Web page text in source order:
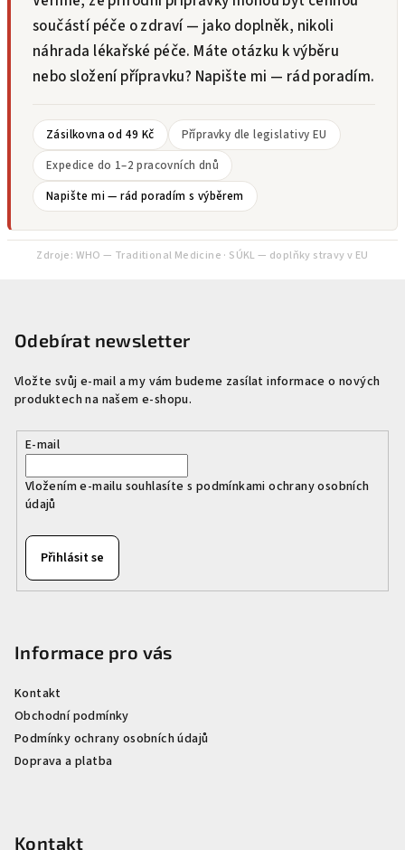
součástí péče o zdraví — jako doplněk, nikoli
náhrada lékařské péče. Máte otázku k výběru
nebo složení přípravku? Napište mi — rád poradím.
Zásilkovna od 49 Kč
Přípravky dle legislativy EU
Expedice do 1–2 pracovních dnů
Napište mi — rád poradím s výběrem
Zdroje: WHO — Traditional Medicine · SÚKL — doplňky stravy v EU
Odebírat newsletter
Vložte svůj e-mail a my vám budeme zasílat informace o nových
produktech na našem e-shopu.
E-mail
Vložením e-mailu souhlasíte s podmínkami ochrany osobních
údajů
Přihlásit se
Informace pro vás
Kontakt
Obchodní podmínky
Podmínky ochrany osobních údajů
Doprava a platba
Kontakt